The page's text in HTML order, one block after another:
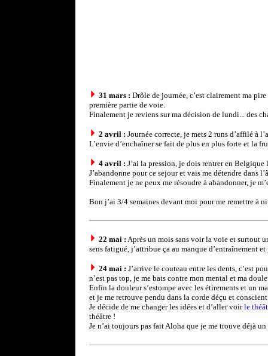
31 mars : Drôle de journée, c’est clairement ma
première partie de voie.
Finalement je reviens sur ma décision de lundi... des
2 avril : Journée correcte, je mets 2 runs d’affilé à
L’envie d’enchaîner se fait de plus en plus forte et la
4 avril : J’ai la pression, je dois rentrer en
J’abandonne pour ce sejour et vais me détendre dans
Finalement je ne peux me résoudre à abandonner, je
Bon j’ai 3/4 semaines devant moi pour me remettre à
22 mai : Après un mois sans voir la voie et surtout
sens fatigué, j’attribue ça au manque d’entraînement
24 mai : J’arrive le couteau entre les dents, c’est
n’est pas top, je me bats contre mon mental et ma
Enfin la douleur s’estompe avec les étirements et un
et je me retrouve pendu dans la corde déçu et
Je décide de me changer les idées et d’aller voirle
théâtre !
Je n’ai toujours pas fait Aloha que je me trouve déjà